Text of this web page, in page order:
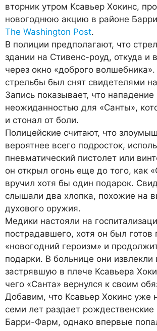
вторник утром Ксавьер Хокинс,
новогоднюю акцию в районе
The Washington Post.
В полиции предполагают, что
здании на Стивенс-роуд, откуда и
через окно «доброго
стрельбы был снят свидетелями
Запись показывает, что нападение
неожиданностью для «Санты»,
и стонал от боли.
Полицейские считают, что
вероятнее всего подросток,
пневматический пистолет или
он открыл огонь еще до того, как
вручил хотя бы один подарок.
слышали два хлопка, похожие на
духового оружия.
Медики настояли на
пострадавшего, хотя он был готов
«новогодний героизм» и
подарки. В больнице они извлекли
застрявшую в плече Ксавьера
чего «Санта» вернулся к своим
Добавим, что Ксавьер Хокинс уже
семи лет раздает рождественские
Барри-Фарм, однако впервые